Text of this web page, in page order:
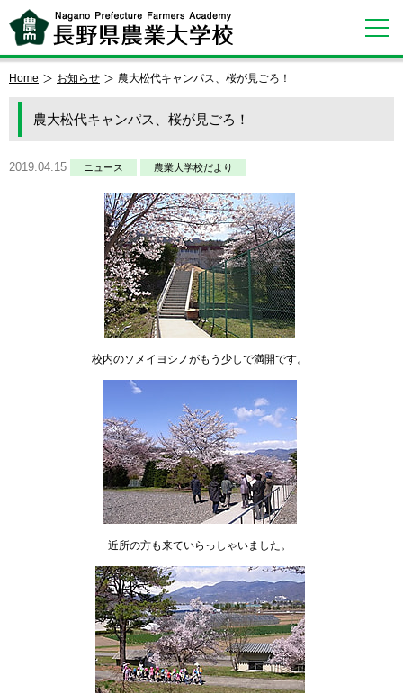
Home お知らせ 農大松代キャンパス、桜が見ごろ！
農大松代キャンパス、桜が見ごろ！
2019.04.15 ニュース 農業大学校だより
校内のソメイヨシノがもう少しで満開です。
近所の方も来ていらっしゃいました。